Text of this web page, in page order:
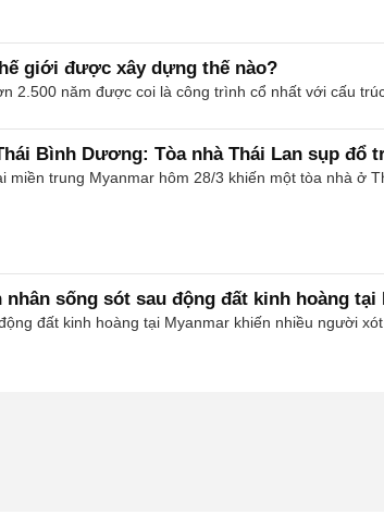
giới được xây dựng thế nào?
2.500 năm được coi là công trình cổ nhất với cấu
Bình Dương: Tòa nhà Thái Lan sụp đổ
miền trung Myanmar hôm 28/3 khiến một tòa nhà ở
sống sót sau động đất kinh hoàng tại
đất kinh hoàng tại Myanmar khiến nhiều người xót